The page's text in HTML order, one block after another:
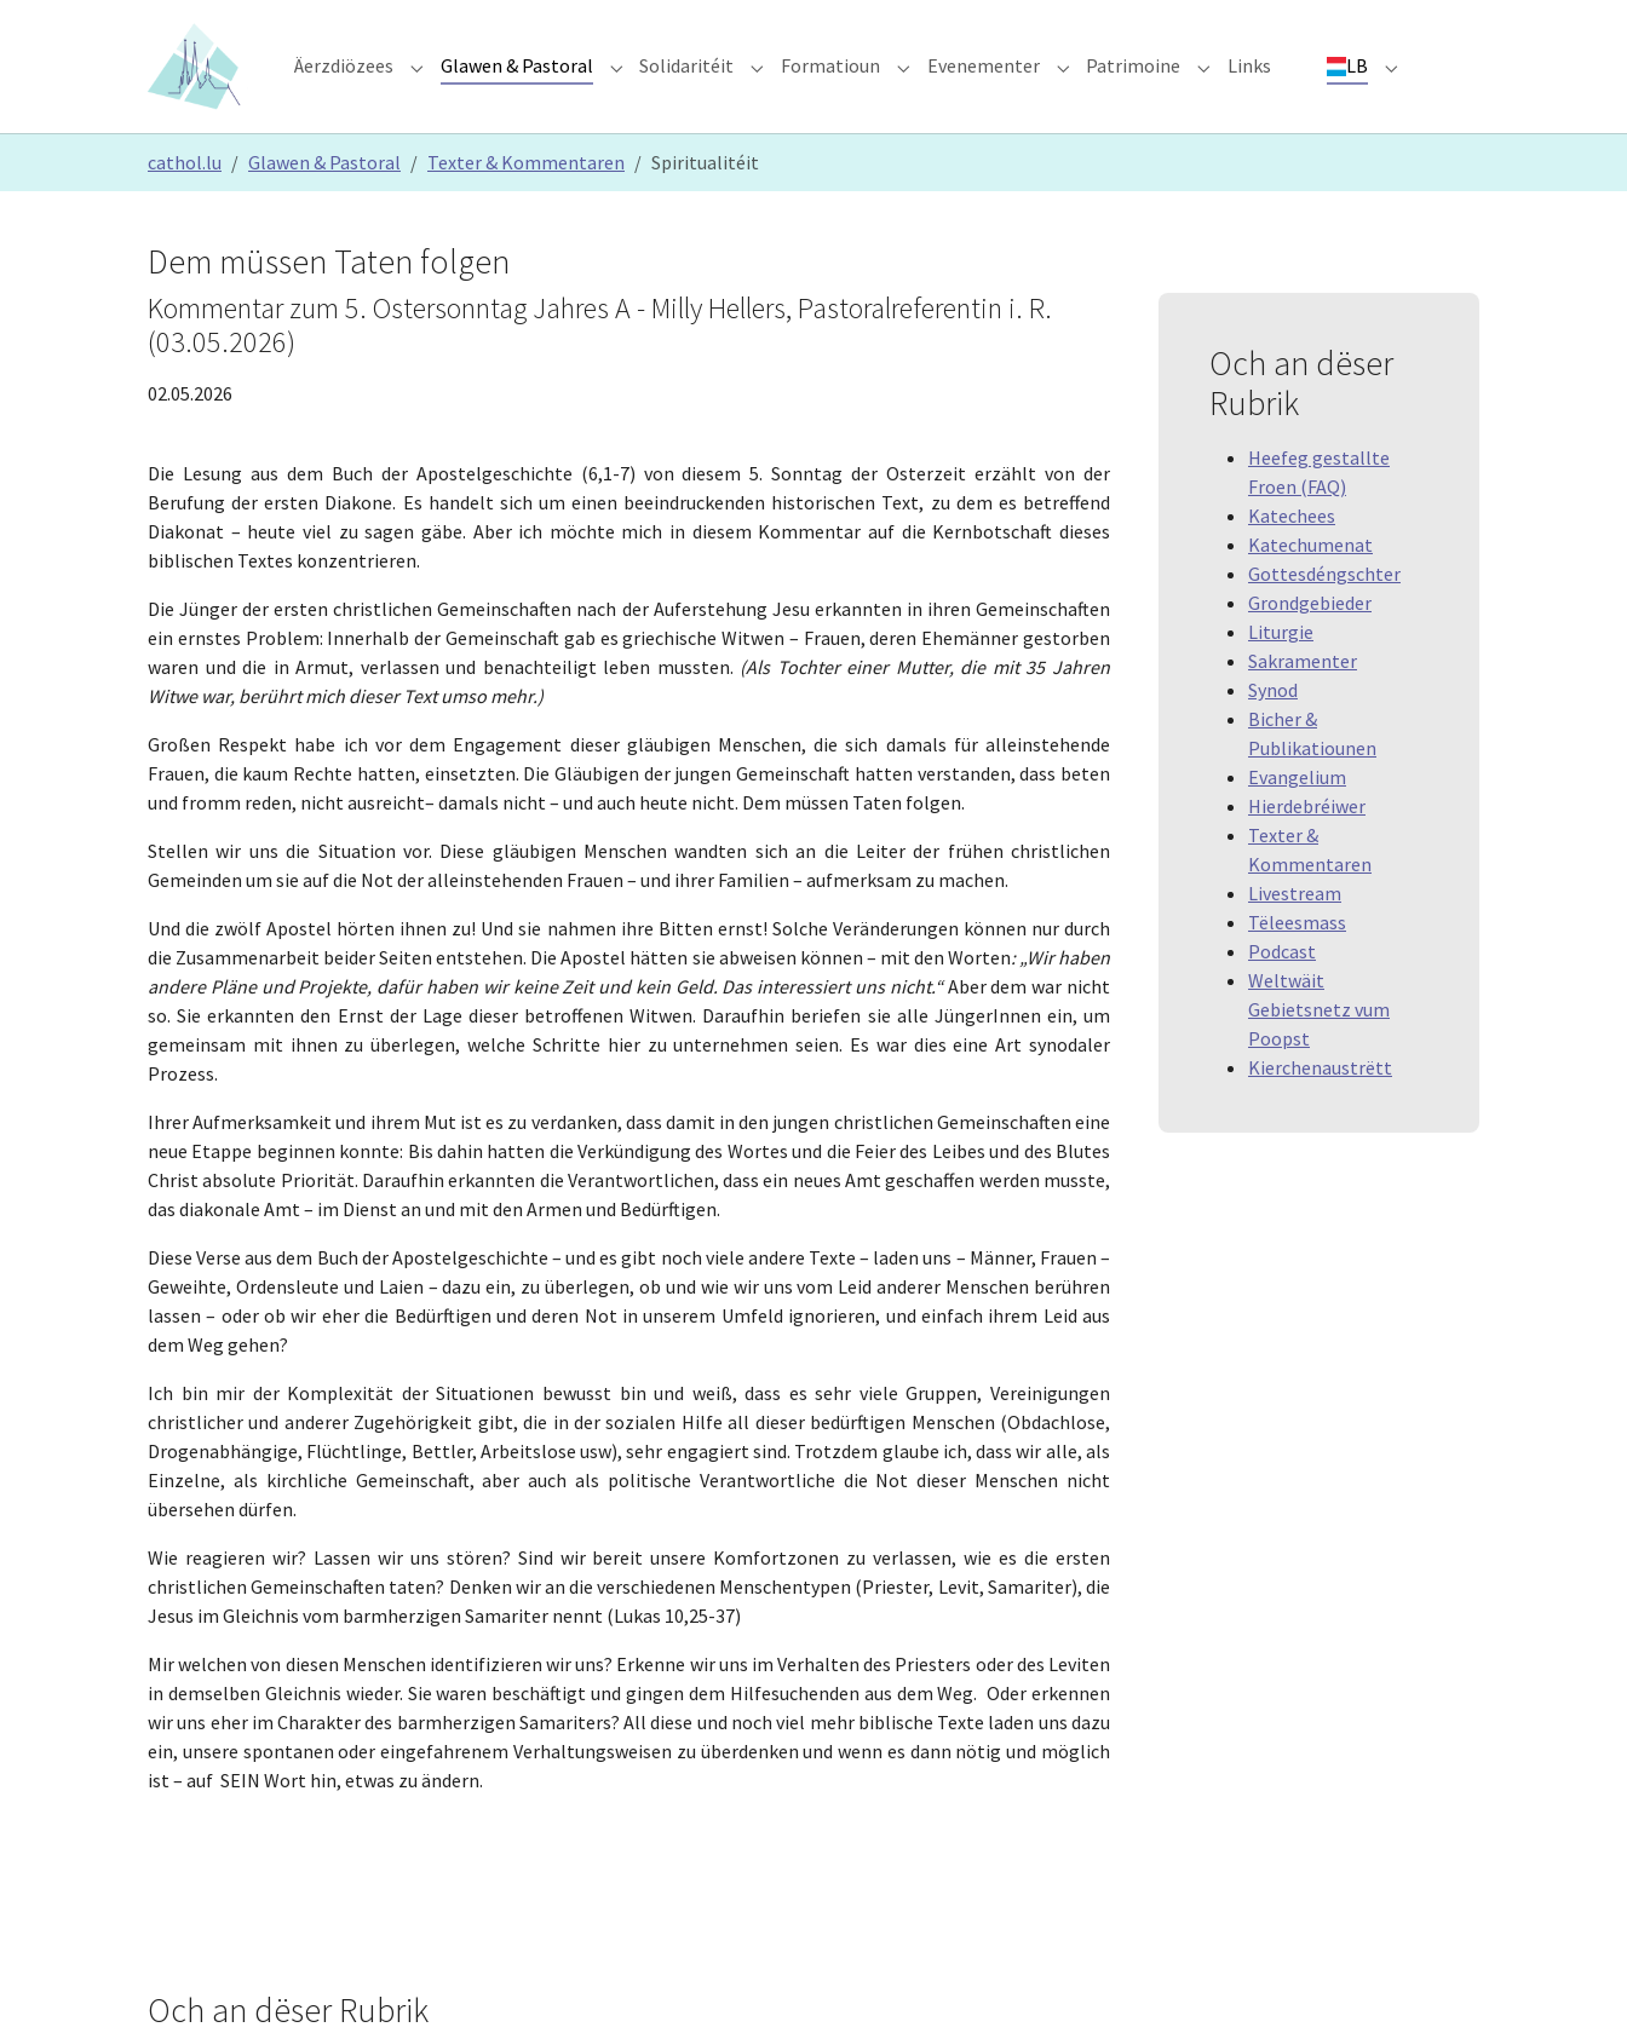
Äerzdiözees Submenu for "Äerzdiözees"
Glawen & Pastoral Submenu for "Glawen & Pastoral"
Solidaritéit Submenu for "Solidaritéit"
Formatioun Submenu for "Formatioun"
Evenementer Submenu for "Evenementer"
Patrimoine Submenu for "Patrimoine"
Links LB Submenu for "LB"
cathol.lu Glawen & Pastoral Texter & Kommentaren Spiritualitéit
Dem müssen Taten folgen
Kommentar zum 5. Ostersonntag Jahres A - Milly Hellers, Pastoralreferentin i. R.
(03.05.2026)
02.05.2026
Die Lesung aus dem Buch der Apostelgeschichte (6,1-7) von diesem 5. Sonntag der Osterzeit erzählt von der
Berufung der ersten Diakone. Es handelt sich um einen beeindruckenden historischen Text, zu dem es betreffend
Diakonat – heute viel zu sagen gäbe. Aber ich möchte mich in diesem Kommentar auf die Kernbotschaft dieses
biblischen Textes konzentrieren.
Die Jünger der ersten christlichen Gemeinschaften nach der Auferstehung Jesu erkannten in ihren Gemeinschaften
ein ernstes Problem: Innerhalb der Gemeinschaft gab es griechische Witwen – Frauen, deren Ehemänner gestorben
waren und die in Armut, verlassen und benachteiligt leben mussten. (Als Tochter einer Mutter, die mit 35 Jahren
Witwe war, berührt mich dieser Text umso mehr.)
Großen Respekt habe ich vor dem Engagement dieser gläubigen Menschen, die sich damals für alleinstehende
Frauen, die kaum Rechte hatten, einsetzten. Die Gläubigen der jungen Gemeinschaft hatten verstanden, dass beten
und fromm reden, nicht ausreicht– damals nicht – und auch heute nicht. Dem müssen Taten folgen.
Stellen wir uns die Situation vor. Diese gläubigen Menschen wandten sich an die Leiter der frühen christlichen
Gemeinden um sie auf die Not der alleinstehenden Frauen – und ihrer Familien – aufmerksam zu machen.
Und die zwölf Apostel hörten ihnen zu! Und sie nahmen ihre Bitten ernst! Solche Veränderungen können nur durch
die Zusammenarbeit beider Seiten entstehen. Die Apostel hätten sie abweisen können – mit den Worten: „Wir haben
andere Pläne und Projekte, dafür haben wir keine Zeit und kein Geld. Das interessiert uns nicht.“Aber dem war nicht
so. Sie erkannten den Ernst der Lage dieser betroffenen Witwen. Daraufhin beriefen sie alle JüngerInnen ein, um
gemeinsam mit ihnen zu überlegen, welche Schritte hier zu unternehmen seien. Es war dies eine Art synodaler
Prozess.
Ihrer Aufmerksamkeit und ihrem Mut ist es zu verdanken, dass damit in den jungen christlichen Gemeinschaften eine
neue Etappe beginnen konnte: Bis dahin hatten die Verkündigung des Wortes und die Feier des Leibes und des Blutes
Christ absolute Priorität. Daraufhin erkannten die Verantwortlichen, dass ein neues Amt geschaffen werden musste,
das diakonale Amt – im Dienst an und mit den Armen und Bedürftigen.
Diese Verse aus dem Buch der Apostelgeschichte – und es gibt noch viele andere Texte – laden uns – Männer, Frauen –
Geweihte, Ordensleute und Laien – dazu ein, zu überlegen, ob und wie wir uns vom Leid anderer Menschen berühren
lassen – oder ob wir eher die Bedürftigen und deren Not in unserem Umfeld ignorieren, und einfach ihrem Leid aus
dem Weg gehen?
Ich bin mir der Komplexität der Situationen bewusst bin und weiß, dass es sehr viele Gruppen, Vereinigungen
christlicher und anderer Zugehörigkeit gibt, die in der sozialen Hilfe all dieser bedürftigen Menschen (Obdachlose,
Drogenabhängige, Flüchtlinge, Bettler, Arbeitslose usw), sehr engagiert sind. Trotzdem glaube ich, dass wir alle, als
Einzelne, als kirchliche Gemeinschaft, aber auch als politische Verantwortliche die Not dieser Menschen nicht
übersehen dürfen.
Wie reagieren wir? Lassen wir uns stören? Sind wir bereit unsere Komfortzonen zu verlassen, wie es die ersten
christlichen Gemeinschaften taten? Denken wir an die verschiedenen Menschentypen (Priester, Levit, Samariter), die
Jesus im Gleichnis vom barmherzigen Samariter nennt (Lukas 10,25-37)
Mir welchen von diesen Menschen identifizieren wir uns? Erkenne wir uns im Verhalten des Priesters oder des Leviten
in demselben Gleichnis wieder. Sie waren beschäftigt und gingen dem Hilfesuchenden aus dem Weg. Oder erkennen
wir uns eher im Charakter des barmherzigen Samariters? All diese und noch viel mehr biblische Texte laden uns dazu
ein, unsere spontanen oder eingefahrenem Verhaltungsweisen zu überdenken und wenn es dann nötig und möglich
ist – auf SEIN Wort hin, etwas zu ändern.
Och an dëser
Rubrik
Heefeg gestallte
Froen (FAQ)
Katechees
Katechumenat
Gottesdéngschter
Grondgebieder
Liturgie
Sakramenter
Synod
Bicher &
Publikatiounen
Evangelium
Hierdebréiwer
Texter &
Kommentaren
Livestream
Tëleesmass
Podcast
Weltwäit
Gebietsnetz vum
Poopst
Kierchenaustrëtt
Och an dëser Rubrik